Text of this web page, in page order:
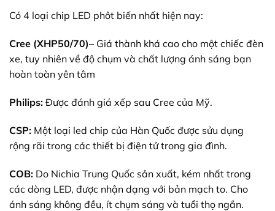
Có 4 loại chip LED phôt biến nhất hiện nay:
Cree (XHP50/70)– Giá thành khá cao cho một chiếc đèn
xe, tuy nhiên về độ chụm và chất lượng ánh sáng bạn
hoàn toàn yên tâm
Philips: Được đánh giá xếp sau Cree của Mỹ.
CSP: Một loại led chip của Hàn Quốc được sửu dụng
rộng rãi trong các thiết bị điện tử trong gia đình.
COB: Do Nichia Trung Quốc sản xuất, kém nhất trong
các dòng LED, được nhận dạng với bản mạch to. Cho
ánh sáng không đều, ít chụm sáng và tuổi thọ ngắn.